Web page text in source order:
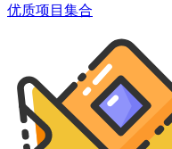
优质项目集合